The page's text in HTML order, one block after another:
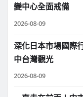
變中心全面戒備
2026-08-09
深化日本市場國際
中台灣觀光
2026-08-09